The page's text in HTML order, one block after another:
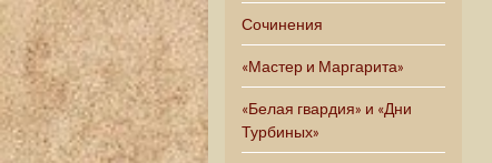
Сочинения
«Мастер и Маргарита»
«Белая гвардия» и «Дни
Турбиных»